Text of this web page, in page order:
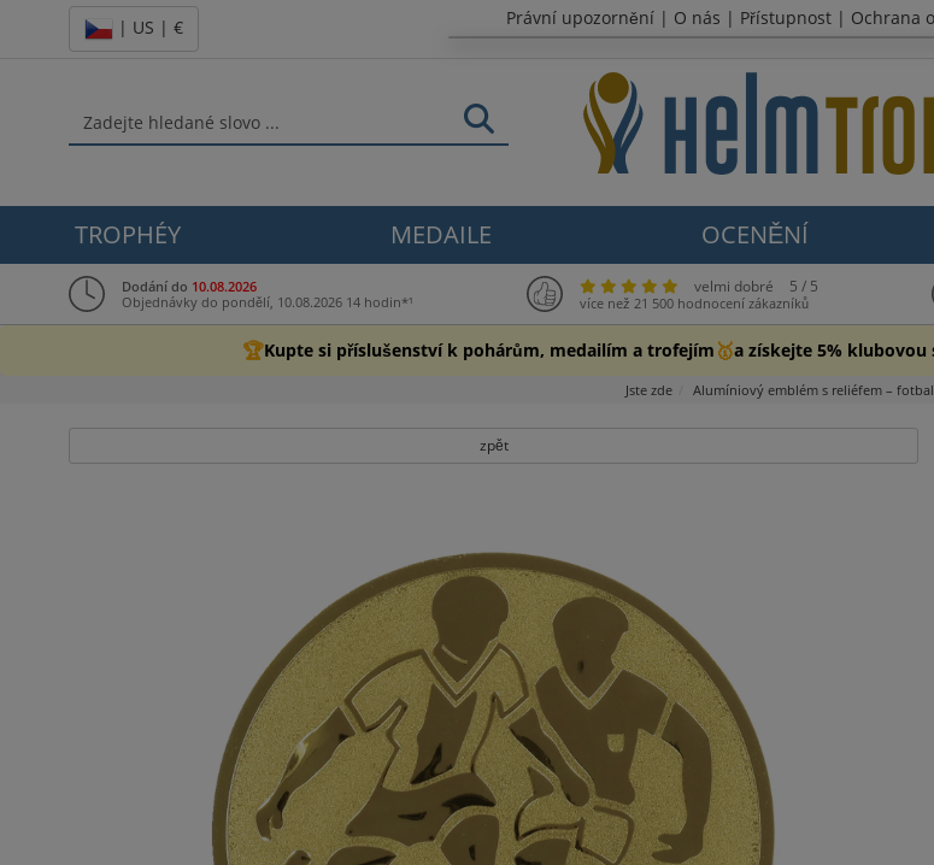
| US | € Právní upozornění | O nás | Přístupnost | Ochrana
TROPHÉY MEDAILE OCENĚNÍ
Dodání do 10.08.2026
Objednávky do pondělí, 10.08.2026 14 hodin*¹
velmi dobré 5 / 5
více než 21 500 hodnocení zákazníků
🏆Kupte si příslušenství k pohárům, medailím a trofejím 🥇a získejte 5% klubovou
Jste zde Alumíniový emblém s reliéfem –
zpět